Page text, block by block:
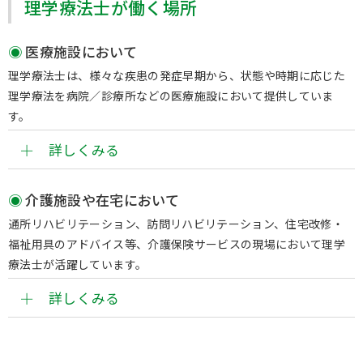
理学療法士が働く場所
医療施設において
理学療法⼠は、様々な疾患の発症早期から、状態や時期に応じた
理学療法を病院／診療所などの医療施設において提供していま
す。
詳しくみる
介護施設や在宅において
通所リハビリテーション、訪問リハビリテーション、住宅改修・
福祉用具のアドバイス等、介護保険サービスの現場において理学
療法士が活躍しています。
詳しくみる